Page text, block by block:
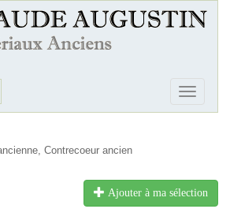
Ouvrir
Contrecoeur ancien
Ajouter à ma sélection